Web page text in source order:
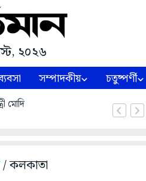
২০২৬
সম্পাদকীয় চতুষ্পর্ণী
মোদি
/ কলকাতা